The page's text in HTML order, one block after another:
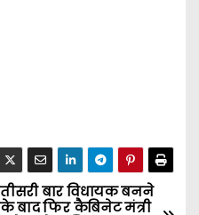
तीसरी बार विधायक बनने
के बाद फिर कैबिनेट मंत्री